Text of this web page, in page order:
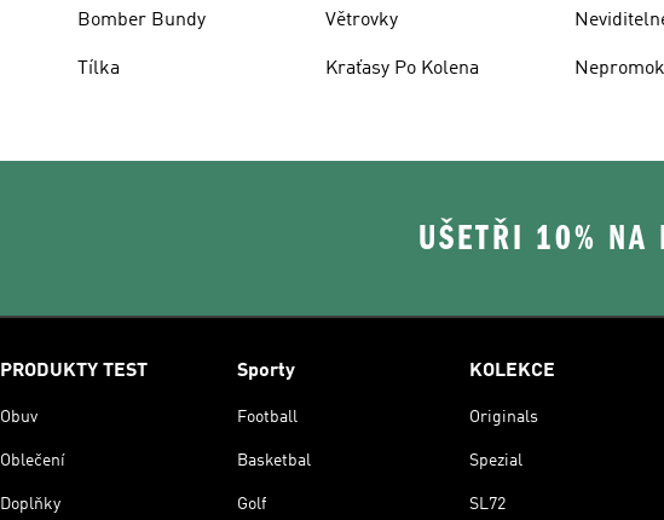
Bomber Bundy
Tílka
Větrovky
Kraťasy Po Kolena
UŠETŘI 10%
PRODUKTY TEST
Obuv
Oblečení
Doplňky
Sporty
Football
Basketbal
Golf
KOLEKCE
Originals
Spezial
SL72